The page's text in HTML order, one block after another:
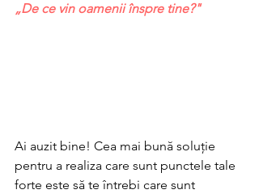
„De ce vin oamenii înspre tine?"
Ai auzit bine! Cea mai bună soluție
pentru a realiza care sunt punctele tale
forte este să te întrebi care sunt